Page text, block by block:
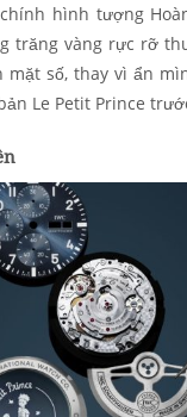
hình tượng
trăng vàng rực rỡ
mặt số, thay vì ẩn
Le Petit Prince